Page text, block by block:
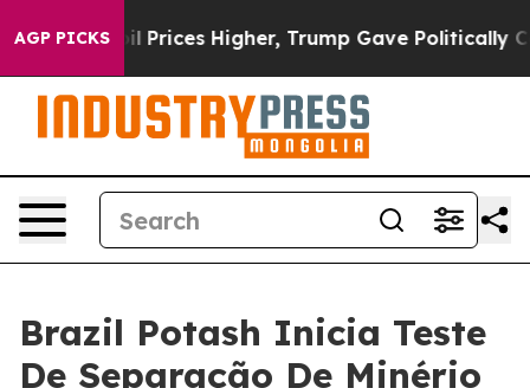
AGP PICKS
oil Prices Higher, Trump Gave Politically
Brazil Potash Inicia Teste
De Separação De Minério